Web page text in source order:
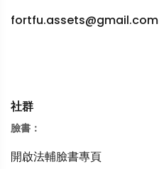
fortfu.assets@gmail.com
社群
臉書：
開啟法輔臉書專頁